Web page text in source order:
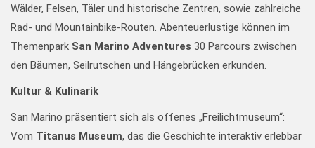
Wälder, Felsen, Täler und historische Zentren, sowie zahlreiche
Rad- und Mountainbike-Routen. Abenteuerlustige können im
Themenpark San Marino Adventures 30 Parcours zwischen
den Bäumen, Seilrutschen und Hängebrücken erkunden.
Kultur & Kulinarik
San Marino präsentiert sich als offenes „Freilichtmuseum“:
Vom Titanus Museum, das die Geschichte interaktiv erlebbar